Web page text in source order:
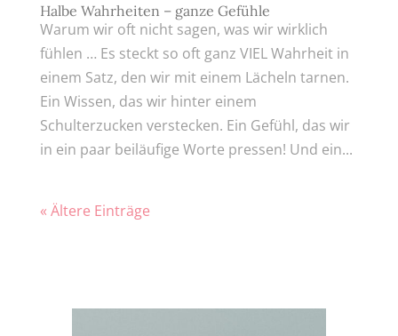
Halbe Wahrheiten – ganze Gefühle
Warum wir oft nicht sagen, was wir wirklich
fühlen … Es steckt so oft ganz VIEL Wahrheit in
einem Satz, den wir mit einem Lächeln tarnen.
Ein Wissen, das wir hinter einem
Schulterzucken verstecken. Ein Gefühl, das wir
in ein paar beiläufige Worte pressen! Und ein...
« Ältere Einträge